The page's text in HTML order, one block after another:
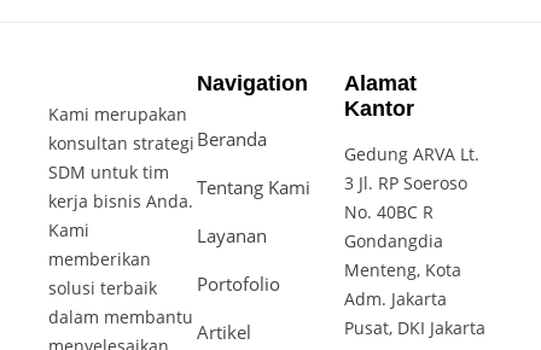
Kami merupakan
konsultan strategi
SDM untuk tim
kerja bisnis Anda.
Kami
memberikan
solusi terbaik
dalam membantu
Navigation
Beranda
Tentang Kami
Layanan
Portofolio
Artikel
Alamat
Kantor
Gedung ARVA Lt.
3 Jl. RP Soeroso
No. 40BC R
Gondangdia
Menteng, Kota
Adm. Jakarta
Pusat, DKI Jakarta